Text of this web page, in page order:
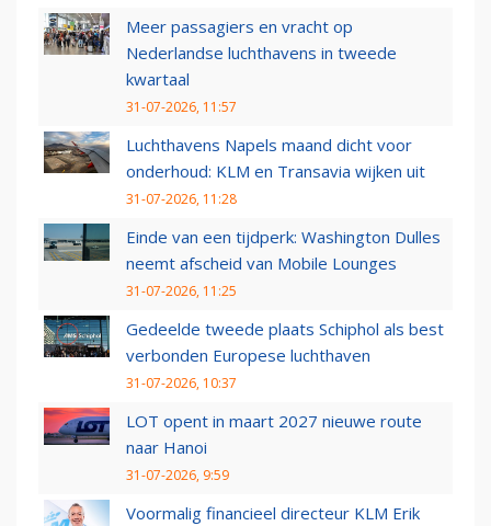
Meer passagiers en vracht op
Nederlandse luchthavens in tweede
kwartaal
31-07-2026, 11:57
Luchthavens Napels maand dicht voor
onderhoud: KLM en Transavia wijken uit
31-07-2026, 11:28
Einde van een tijdperk: Washington Dulles
neemt afscheid van Mobile Lounges
31-07-2026, 11:25
Gedeelde tweede plaats Schiphol als best
verbonden Europese luchthaven
31-07-2026, 10:37
LOT opent in maart 2027 nieuwe route
naar Hanoi
31-07-2026, 9:59
Voormalig financieel directeur KLM Erik